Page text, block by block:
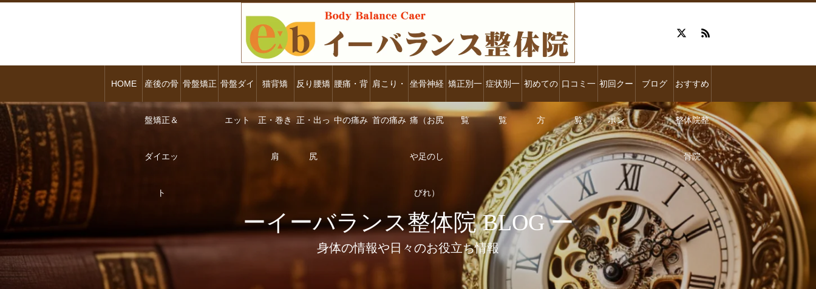
HOME 産後の骨
盤矯正＆
ダイエッ
ト
骨盤矯正 骨盤ダイ
エット
猫背矯
正・巻き
肩
反り腰矯
正・出っ
尻
腰痛・背
中の痛み
肩こり・
首の痛み
坐骨神経
痛（お尻
や足のし
びれ）
矯正別一
覧
症状別一
覧
初めての
方
口コミ一
覧
初回クー
ポン
ブログ おすすめ
整体院整
骨院
ーイーバランス整体院 BLOG ー
身体の情報や日々のお役立ち情報